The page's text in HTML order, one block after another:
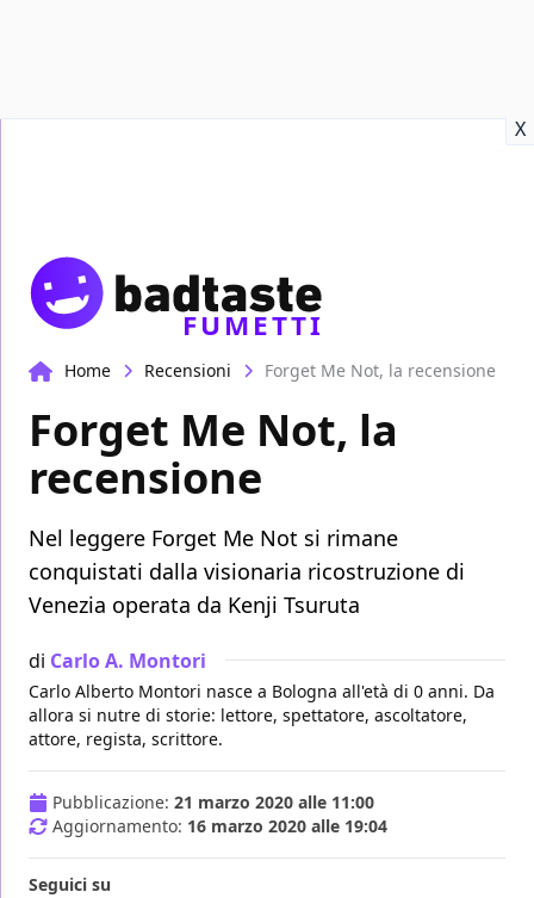
X
FUMETTI
Home Recensioni Forget Me Not, la recensione
Forget Me Not, la
recensione
Nel leggere Forget Me Not si rimane
conquistati dalla visionaria ricostruzione di
Venezia operata da Kenji Tsuruta
di Carlo A. Montori
Carlo Alberto Montori nasce a Bologna all'età di 0 anni. Da
allora si nutre di storie: lettore, spettatore, ascoltatore,
attore, regista, scrittore.
Pubblicazione: 21 marzo 2020 alle 11:00
Aggiornamento: 16 marzo 2020 alle 19:04
Seguici su